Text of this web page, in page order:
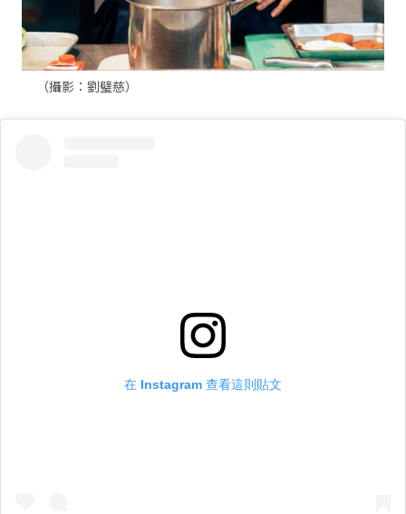
（攝影：劉璧慈）
在 Instagram 查看這則貼文